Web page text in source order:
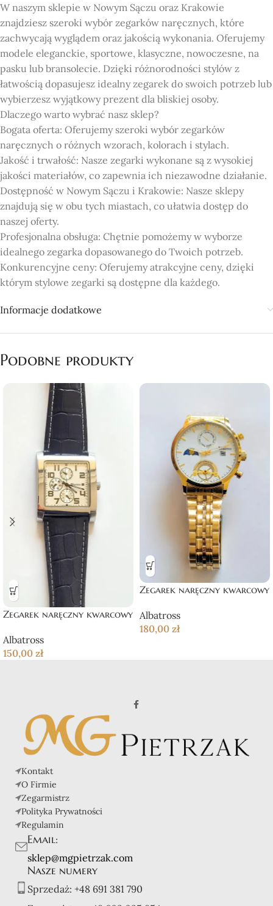
W naszym sklepie w Nowym Sączu oraz Krakowie
znajdziesz szeroki wybór zegarków naręcznych, które
zachwycają wyglądem oraz jakością wykonania. Oferujemy
modele eleganckie, sportowe, klasyczne, nowoczesne, na
pasku lub bransolecie. Dzięki różnorodności stylów z
łatwością dopasujesz idealny zegarek do swoich potrzeb lub
wybierzesz wyjątkowy prezent dla bliskiej osoby.
Dlaczego warto wybrać nasz sklep?
Bogata oferta: Oferujemy szeroki wybór zegarków
naręcznych o różnych wzorach, kolorach i stylach.
Jakość i trwałość: Nasze zegarki wykonane są z wysokiej
jakości materiałów, co zapewnia ich niezawodne działanie.
Dostępność w Nowym Sączu i Krakowie: Nasze sklepy
znajdują się w obu tych miastach, co ułatwia dostęp do
naszej oferty.
Profesjonalna obsługa: Chętnie pomożemy w wyborze
idealnego zegarka dopasowanego do Twoich potrzeb.
Konkurencyjne ceny: Oferujemy atrakcyjne ceny, dzięki
którym stylowe zegarki są dostępne dla każdego.
Informacje dodatkowe
Podobne produkty
Zegarek naręczny kwarcowy
Albatross
150,00 zł
Zegarek naręczny kwarcowy
Albatross
180,00 zł
Kontakt
O Firmie
Zegarmistrz
Polityka Prywatności
Regulamin
Email:
sklep@mgpietrzak.com
Nasze numery
Sprzedaż: +48 691 381 790